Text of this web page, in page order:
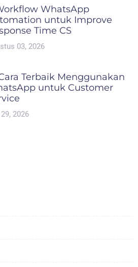
WhatsApp
untuk Improve
Time CS
03, 2026
Terbaik Menggunakan
untuk Customer
2026